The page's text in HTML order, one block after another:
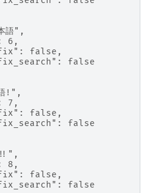
",
6,
false,
false
!",
7,
false,
false
8,
false,
false